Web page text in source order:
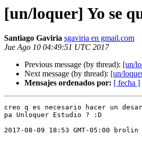
[un/loquer] Yo se
Santiago Gaviria sgaviria en gmail.com
Jue Ago 10 04:49:51 UTC 2017
Previous message (by thread): [un/
Next message (by thread): [un/
Mensajes ordenados por: [ fecha ]
creo q es necesario hacer un
pa Unloquer Estudio ? :D
2017-08-09 18:53 GMT-05:00 brolin